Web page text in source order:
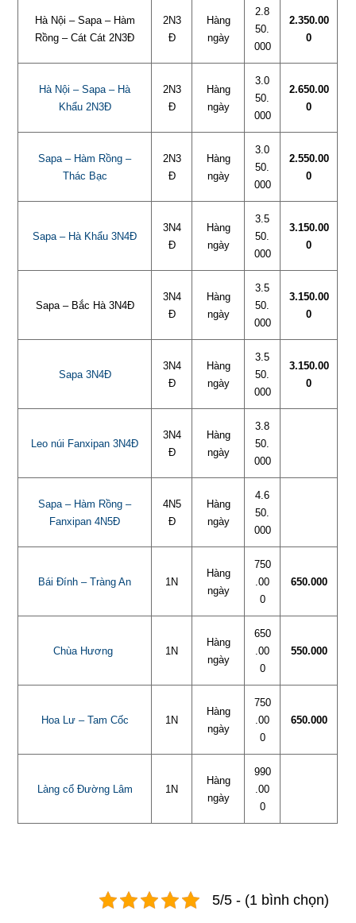
Hà Nội – Sapa – Hàm
Rồng – Cát Cát 2N3Đ
2N3
Đ
Hàng
ngày
2.8
50.
000
2.350.00
0
Hà Nội – Sapa – Hà
Khẩu 2N3Đ
2N3
Đ
Hàng
ngày
3.0
50.
000
2.650.00
0
Sapa – Hàm Rồng –
Thác Bạc
2N3
Đ
Hàng
ngày
3.0
50.
000
2.550.00
0
Sapa – Hà Khẩu 3N4Đ
3N4
Đ
Hàng
ngày
3.5
50.
000
3.150.00
0
Sapa – Bắc Hà 3N4Đ
3N4
Đ
Hàng
ngày
3.5
50.
000
3.150.00
0
Sapa 3N4Đ
3N4
Đ
Hàng
ngày
3.5
50.
000
3.150.00
0
Leo núi Fanxipan 3N4Đ
3N4
Đ
Hàng
ngày
3.8
50.
000
Sapa – Hàm Rồng –
Fanxipan 4N5Đ
4N5
Đ
Hàng
ngày
4.6
50.
000
Bái Đính – Tràng An 1N
Hàng
ngày
750
.00
0
650.000
Chùa Hương 1N
Hàng
ngày
650
.00
0
550.000
Hoa Lư – Tam Cốc 1N
Hàng
ngày
750
.00
0
650.000
Làng cổ Đường Lâm 1N
Hàng
ngày
990
.00
0
5/5 - (1 bình chọn)